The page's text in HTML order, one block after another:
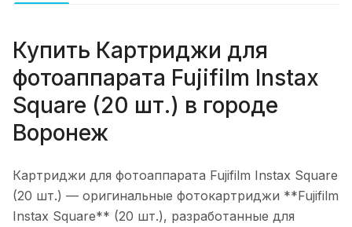
Купить Картриджи для
фотоаппарата Fujifilm Instax
Square (20 шт.) в городе
Воронеж
Картриджи для фотоаппарата Fujifilm Instax Square
(20 шт.) — оригинальные фотокартриджи **Fujifilm
Instax Square** (20 шт.), разработанные для